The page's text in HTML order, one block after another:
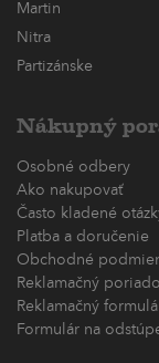
Martin
Nitra
Partizánske
Nákupný
Osobné odbery
Ako nakupovať
Často kladené
Platba a doručenie
Obchodné
Reklamačný
Reklamačný
Formulár na